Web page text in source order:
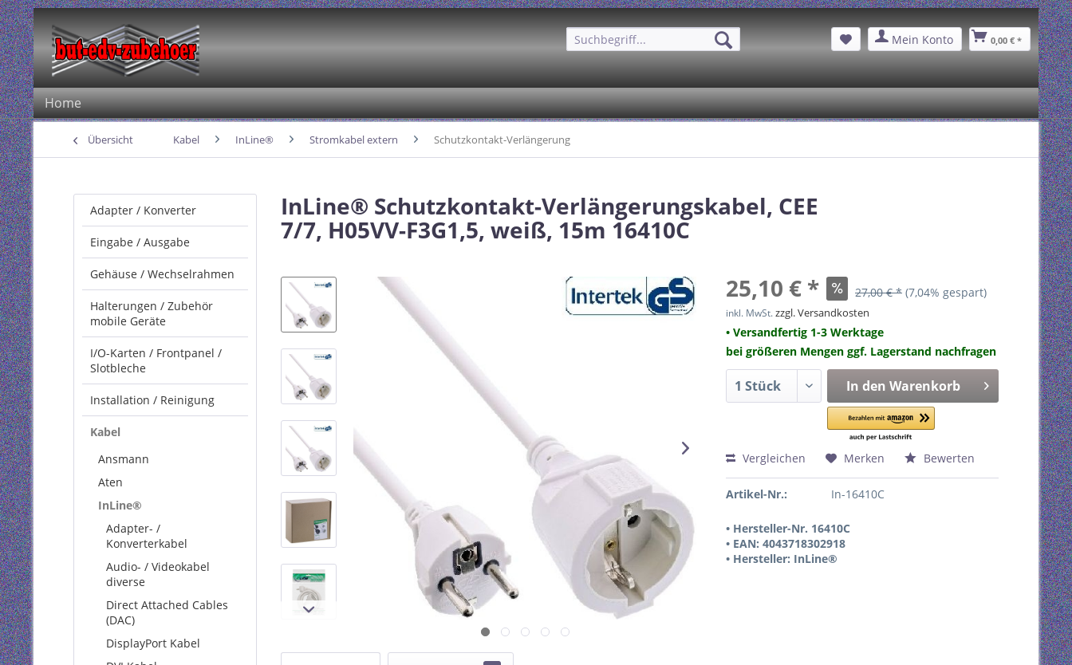
Mein Konto 0,00 € *
Home
Übersicht Kabel InLine® Stromkabel extern Schutzkontakt-Verlängerung
Adapter / Konverter
Eingabe / Ausgabe
Gehäuse / Wechselrahmen
Halterungen / Zubehör
mobile Geräte
I/O-Karten / Frontpanel /
Slotbleche
Installation / Reinigung
Kabel
Ansmann
Aten
InLine®
Adapter- /
Konverterkabel
Audio- / Videokabel
diverse
Direct Attached Cables
(DAC)
DisplayPort Kabel
InLine® Schutzkontakt-Verlängerungskabel, CEE
7/7, H05VV-F3G1,5, weiß, 15m 16410C
25,10 € *
27,00 € * (7,04% gespart)
inkl. MwSt.zzgl. Versandkosten
• Versandfertig 1-3 Werktage
bei größeren Mengen ggf. Lagerstand nachfragen
In den Warenkorb
Vergleichen Merken Bewerten
Artikel-Nr.: In-16410C
• Hersteller-Nr. 16410C
• EAN: 4043718302918
• Hersteller: InLine®